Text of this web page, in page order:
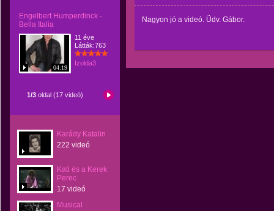
Engelbert Humperdinck -
Bella Italia
04:19
11 éve
Látták:763
Izolda3
1/3 oldal (17 videó)
Karády Katalin
222 videó
Kati és a Kerek
Perec
17 videó
Musical
Nagyon jó a videó. Üdv. Gábor.